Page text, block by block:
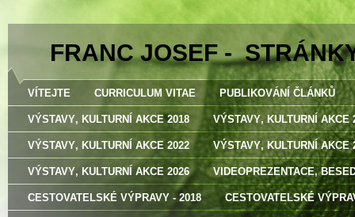
FRANC JOSEF -
VÍTEJTE CURRICULUM VITAE PUBLIKOVÁNÍ ČLÁNKŮ
VÝSTAVY‚ KULTURNÍ AKCE 2018 VÝSTAVY‚ KULTURNÍ AKCE
VÝSTAVY‚ KULTURNÍ AKCE 2022 VÝSTAVY‚ KULTURNÍ AKCE
VÝSTAVY‚ KULTURNÍ AKCE 2026 VIDEOPREZENTACE‚
CESTOVATELSKÉ VÝPRAVY - 2018 CESTOVATELSKÉ